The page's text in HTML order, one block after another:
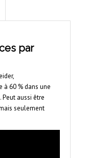
par
à 60 % dans une
aussi être
seulement